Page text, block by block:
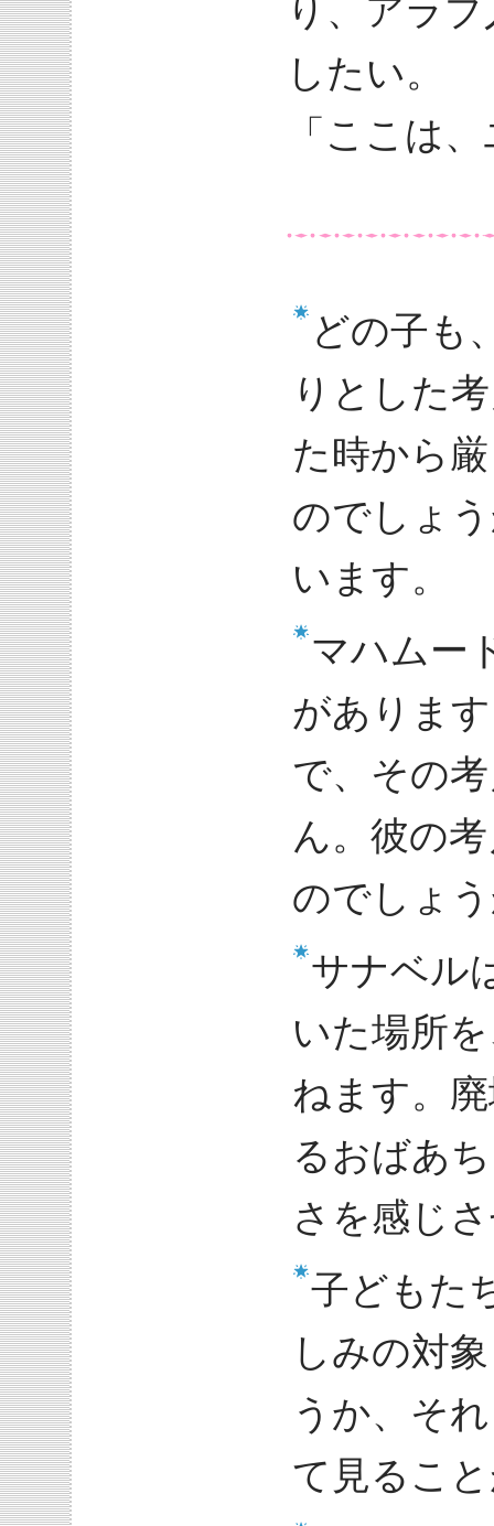
り、アラ
したい。
「ここは
どの子も
りとした
た時から
のでしょ
います。
マハムー
がありま
で、その
ん。彼の
のでしょ
サナベル
いた場所
ねます。
るおばあ
さを感じ
子どもた
しみの対
うか、そ
て見るこ